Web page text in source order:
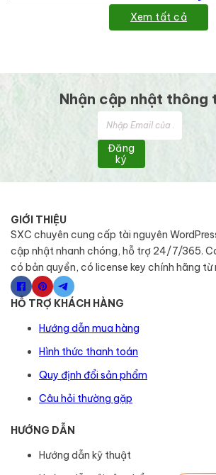
Xem tất cả
Nhận cập nhật thông
Đăng
ký
GIỚI THIỆU
SXC chuyên cung cấp tài nguyên
cập nhật nhanh chóng, hỗ trợ 24/7/365.
có bản quyền, có license key chính hãng từ
HỖ TRỢ KHÁCH HÀNG
Hướng dẫn mua hàng
Hình thức thanh toán
Quy định đổi sản phẩm
Câu hỏi thường gặp
HƯỚNG DẪN
Hướng dẫn kỹ thuật